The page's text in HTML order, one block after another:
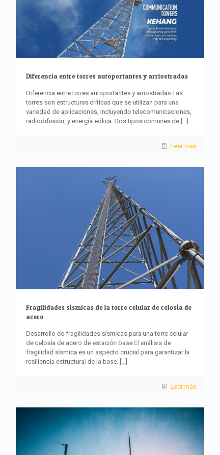
Diferencia entre torres autoportantes y arriostradas
Diferencia entre torres autoportantes y arriostradas Las
torres son estructuras críticas que se utilizan para una
variedad de aplicaciones, incluyendo telecomunicaciones,
radiodifusión, y energía eólica. Dos tipos comunes de
Leer más
Fragilidades sísmicas de la torre celular de celosía de
acero
Desarrollo de fragilidades sísmicas para una torre celular
de celosía de acero de estación base El análisis de
fragilidad sísmica es un aspecto crucial para garantizar la
resiliencia estructural de la base. [...]
Leer más